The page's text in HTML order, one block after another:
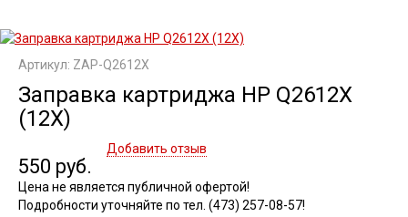
Артикул: ZAP-Q2612X
Заправка картриджа HP Q2612X
(12X)
Добавить отзыв
550 руб.
Цена не является публичной офертой!
Подробности уточняйте по тел. (473) 257-08-57!